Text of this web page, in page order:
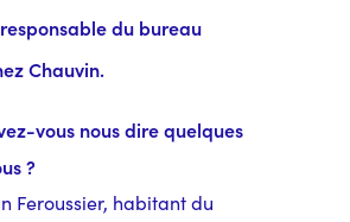
du bureau
Chauvin.
vous nous dire quelques
?
Feroussier, habitant du